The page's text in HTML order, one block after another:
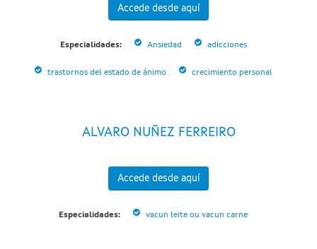
Accede desde aquí
Especialidades: Ansiedad adicciones
trastornos del estado de ánimo crecimiento personal
ALVARO NUÑEZ FERREIRO
Accede desde aquí
Especialidades: vacun leite ou vacun carne